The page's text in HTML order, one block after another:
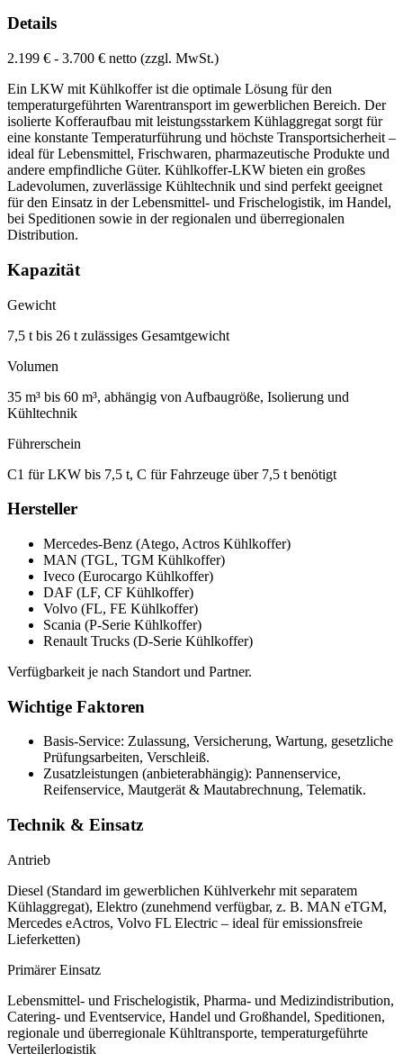
Details
2.199 € - 3.700 € netto (zzgl. MwSt.)
Ein LKW mit Kühlkoffer ist die optimale Lösung für den
temperaturgeführten Warentransport im gewerblichen Bereich. Der
isolierte Kofferaufbau mit leistungsstarkem Kühlaggregat sorgt für
eine konstante Temperaturführung und höchste Transportsicherheit –
ideal für Lebensmittel, Frischwaren, pharmazeutische Produkte und
andere empfindliche Güter. Kühlkoffer-LKW bieten ein großes
Ladevolumen, zuverlässige Kühltechnik und sind perfekt geeignet
für den Einsatz in der Lebensmittel- und Frischelogistik, im Handel,
bei Speditionen sowie in der regionalen und überregionalen
Distribution.
Kapazität
Gewicht
7,5 t bis 26 t zulässiges Gesamtgewicht
Volumen
35 m³ bis 60 m³, abhängig von Aufbaugröße, Isolierung und
Kühltechnik
Führerschein
C1 für LKW bis 7,5 t, C für Fahrzeuge über 7,5 t benötigt
Hersteller
Mercedes-Benz (Atego, Actros Kühlkoffer)
MAN (TGL, TGM Kühlkoffer)
Iveco (Eurocargo Kühlkoffer)
DAF (LF, CF Kühlkoffer)
Volvo (FL, FE Kühlkoffer)
Scania (P-Serie Kühlkoffer)
Renault Trucks (D-Serie Kühlkoffer)
Verfügbarkeit je nach Standort und Partner.
Wichtige Faktoren
Basis-Service: Zulassung, Versicherung, Wartung, gesetzliche
Prüfungsarbeiten, Verschleiß.
Zusatzleistungen (anbieterabhängig): Pannenservice,
Reifenservice, Mautgerät & Mautabrechnung, Telematik.
Technik & Einsatz
Antrieb
Diesel (Standard im gewerblichen Kühlverkehr mit separatem
Kühlaggregat), Elektro (zunehmend verfügbar, z. B. MAN eTGM,
Mercedes eActros, Volvo FL Electric – ideal für emissionsfreie
Lieferketten)
Primärer Einsatz
Lebensmittel- und Frischelogistik, Pharma- und Medizindistribution,
Catering- und Eventservice, Handel und Großhandel, Speditionen,
regionale und überregionale Kühltransporte, temperaturgeführte
Verteilerlogistik